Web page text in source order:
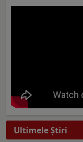
Ultimele Ştiri